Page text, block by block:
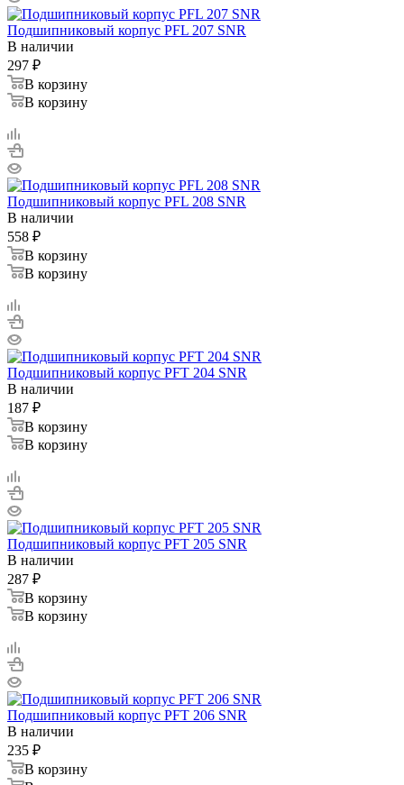
Подшипниковый корпус PFL 207 SNR
В наличии
297 ₽
В корзину
В корзину
Подшипниковый корпус PFL 208 SNR
В наличии
558 ₽
В корзину
В корзину
Подшипниковый корпус PFT 204 SNR
В наличии
187 ₽
В корзину
В корзину
Подшипниковый корпус PFT 205 SNR
В наличии
287 ₽
В корзину
В корзину
Подшипниковый корпус PFT 206 SNR
В наличии
235 ₽
В корзину